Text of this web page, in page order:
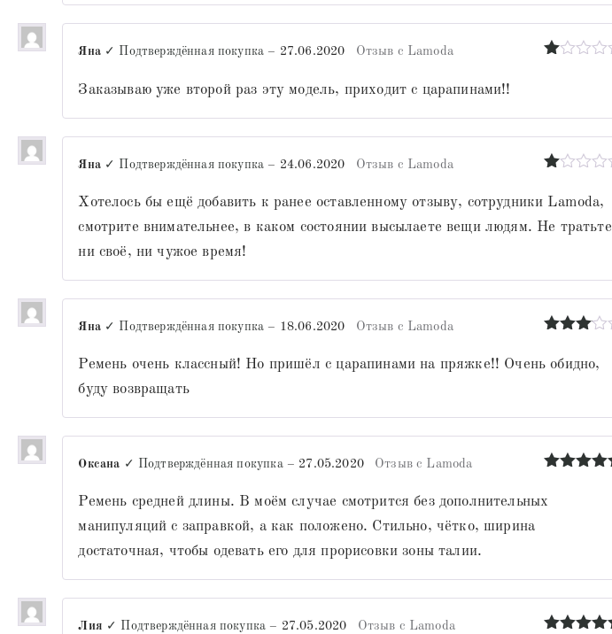
5
Яна ✓ Подтверждённая покупка – 27.06.2020 Отзыв с Lamoda
Заказываю уже второй раз эту модель, приходит с царапинами!!
1
5
Яна ✓ Подтверждённая покупка – 24.06.2020 Отзыв с Lamoda
Хотелось бы ещё добавить к ранее оставленному отзыву, сотрудники Lamoda,
смотрите внимательнее, в каком состоянии высылаете вещи людям. Не тратьте
ни своё, ни чужое время!
3из 5
Яна ✓ Подтверждённая покупка – 18.06.2020 Отзыв с Lamoda
Ремень очень классный! Но пришёл с царапинами на пряжке!! Очень обидно,
буду возвращать
из 5
Оксана ✓ Подтверждённая покупка – 27.05.2020 Отзыв с Lamoda
Ремень средней длины. В моём случае смотрится без дополнительных
манипуляций с заправкой, а как положено. Стильно, чётко, ширина
достаточная, чтобы одевать его для прорисовки зоны талии.
Лия ✓ Подтверждённая покупка – 27.05.2020 Отзыв с Lamoda